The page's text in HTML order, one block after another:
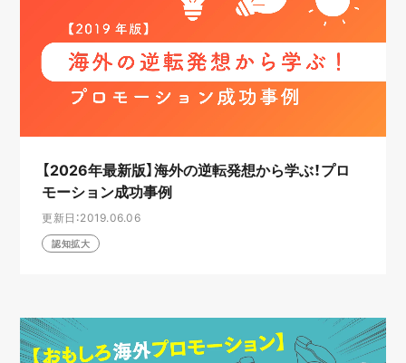
【2026年最新版】海外の逆転発想から学ぶ！プロ
モーション成功事例
更新日：2019.06.06
認知拡大